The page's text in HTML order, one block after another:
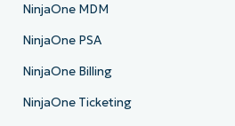
NinjaOne MDM
NinjaOne PSA
NinjaOne Billing
NinjaOne Ticketing